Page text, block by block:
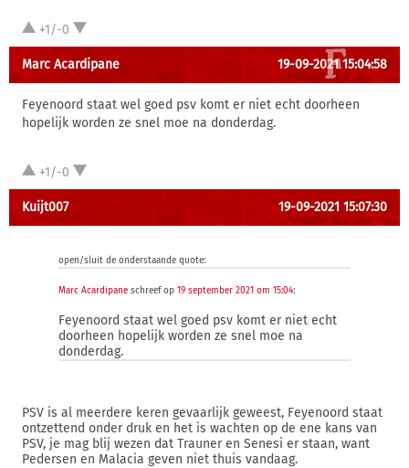
+1/-0
Marc Acardipane 19-09-2021 15:04:58
Feyenoord staat wel goed psv komt er niet echt doorheen
hopelijk worden ze snel moe na donderdag.
+1/-0
Kuijt007 19-09-2021 15:07:30
open/sluit de onderstaande quote:
Marc Acardipane schreef op 19 september 2021 om 15:04:
Feyenoord staat wel goed psv komt er niet echt
doorheen hopelijk worden ze snel moe na
donderdag.
PSV is al meerdere keren gevaarlijk geweest, Feyenoord staat
ontzettend onder druk en het is wachten op de ene kans van
PSV, je mag blij wezen dat Trauner en Senesi er staan, want
Pedersen en Malacia geven niet thuis vandaag.